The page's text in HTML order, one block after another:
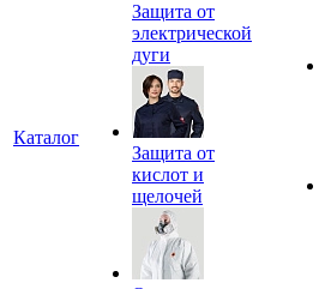
Каталог
Защита от
электрической
дуги
Защита от
кислот и
щелочей